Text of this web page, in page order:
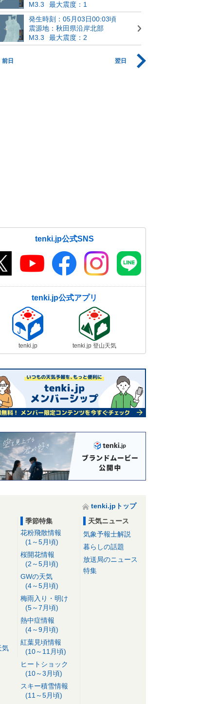
M3.3
最大震度：1
発生時刻：05月03日00:03頃
震源地：秋田県沿岸北部
M3.3
最大震度：2
前日 翌日
tenki.jp公式SNS
tenki.jp公式アプリ
tenki.jp tenki.jp 登山天気
tenki.jpトップ
気
季節特集
花粉飛散情報
(1～5月頃)
桜開花情報
(2～5月頃)
GWの天気
(4～5月頃)
梅雨入り・明け
(5～7月頃)
熱中症情報
(4～9月頃)
紅葉見頃情報
(10～11月頃)
ヒートショック
(10～3月頃)
スキー積雪情報
(11～5月頃)
天気ニュース
気象予報士解説
暮らしの話題
放送局のニュース
特集